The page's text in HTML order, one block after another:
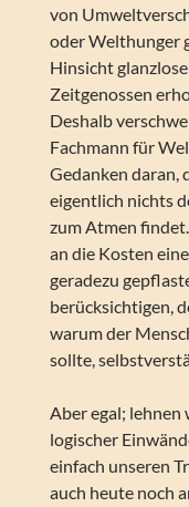
von
oder Welthunger
Hinsicht
Zeitgenossen
Deshalb
Fachmann für
Gedanken daran,
eigentlich nichts
zum Atmen
an die Kosten
geradezu
berücksichtigen,
warum der
sollte,
Aber egal; lehnen
logischer
einfach unseren
auch heute noch